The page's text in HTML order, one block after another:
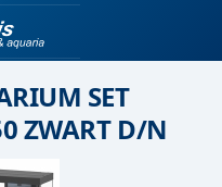
SET
ZWART D/N